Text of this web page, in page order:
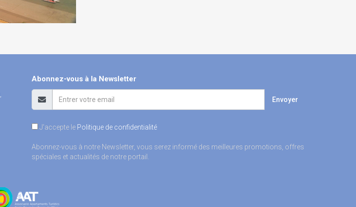
Abonnez-vous à la Newsletter
Envoyer
J'accepte le Politique de confidentialité
Abonnez-vous à notre Newsletter, vous serez informé des meilleures promotions, offres
spéciales et actualités de notre portail.